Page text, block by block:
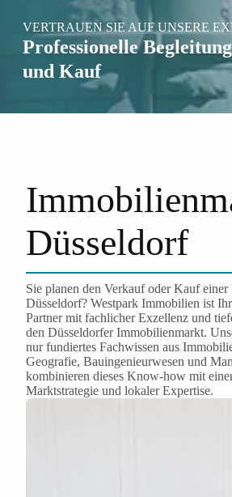
VERTRAUEN SIE AUF UNSERE
Professionelle
und Kauf
Düsseldorf
Sie planen den Verkauf oder Kauf
Düsseldorf? Westpark Immobilien ist
Partner mit fachlicher Exzellenz und
den Düsseldorfer Immobilienmarkt.
nur fundiertes Fachwissen aus
Geografie, Bauingenieurwesen und
kombinieren dieses Know-how mit
Marktstrategie und lokaler Expertise.